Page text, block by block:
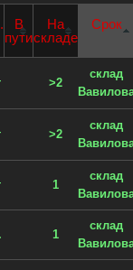
В
пути
На
складе
Срок
>2
склад
>2
склад
1
склад
1
склад